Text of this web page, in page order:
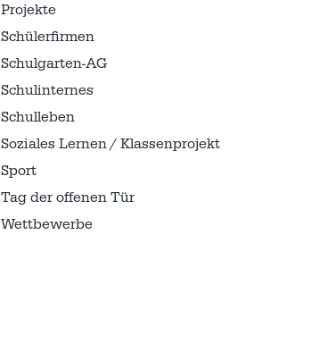
Projekte
Schülerfirmen
Schulgarten-AG
Schulinternes
Schulleben
Soziales Lernen / Klassenprojekt
Sport
Tag der offenen Tür
Wettbewerbe